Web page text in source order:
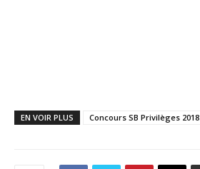
EN VOIR PLUS Concours SB Privilèges 2018